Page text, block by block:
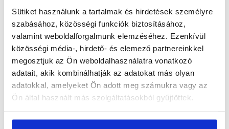
Sütiket használunk a tartalmak és hirdetések személyre
szabásához, közösségi funkciók biztosításához,
valamint weboldalforgalmunk elemzéséhez. Ezenkívül
közösségi média-, hirdető- és elemező partnereinkkel
megosztjuk az Ön weboldalhasználatra vonatkozó
adatait, akik kombinálhatják az adatokat más olyan
adatokkal, amelyeket Ön adott meg számukra vagy az
Ön által használt más szolgáltatásokból gyűjtöttek.
Termékinformáció
Dokumentumok(1)